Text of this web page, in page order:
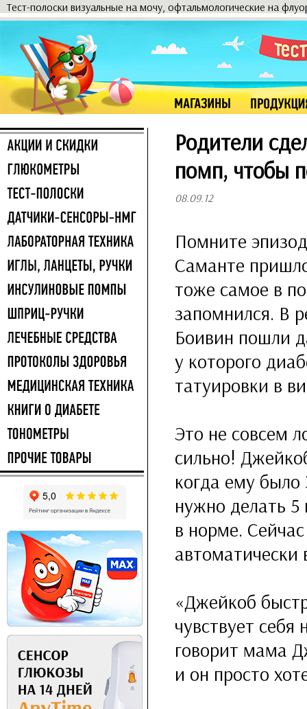
Тест-полоски визуальные на мочу, офтальмологические на
Родители
помп, чтобы
08.09.12
Помните
Саманте
тоже самое в
запомнился. В
Боивин пошли
у которого
татуировки в
Это не совсем
сильно!
когда ему
нужно делать 5
в норме.
автоматически
«Джейкоб
чувствует
говорит мама
и он просто